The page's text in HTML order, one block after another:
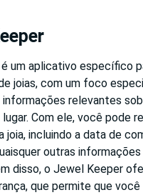
um aplicativo específico
joias, com um foco
relevantes
Com ele, você pode
joia, incluindo a data de
outras informações
disso, o Jewel Keeper
que permite que